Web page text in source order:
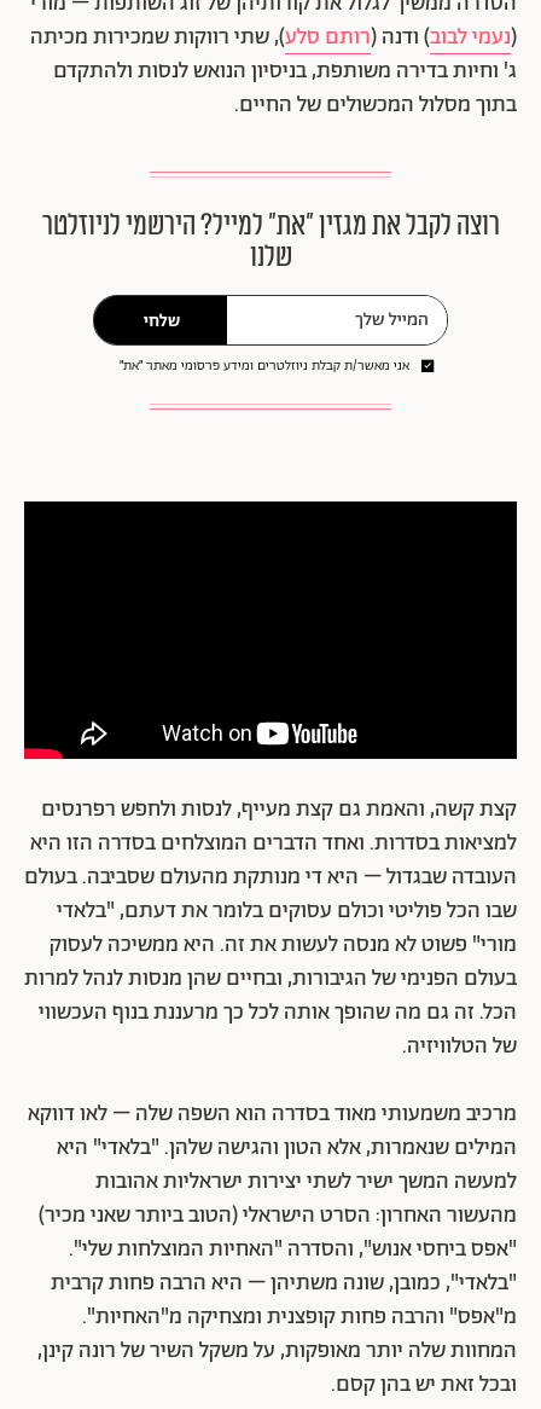
(נעמי לבוב) ודנה (רותם סלע), שתי רווקות שמכירות מכיתה
ג' וחיות בדירה משותפת, בניסיון הנואש לנסות ולהתקדם
בתוך מסלול המכשולים של החיים.
רוצה לקבל את מגזין ״את״ למייל? הירשמי לניוזלטר
שלנו
שלחי
אני מאשר/ת קבלת ניוזלטרים ומידע פרסומי מאתר ״את״
קצת קשה, והאמת גם קצת מעייף, לנסות ולחפש רפרנסים
למציאות בסדרות. ואחד הדברים המוצלחים בסדרה הזו היא
העובדה שבגדול – היא די מנותקת מהעולם שסביבה. בעולם
שבו הכל פוליטי וכולם עסוקים בלומר את דעתם, "בלאדי
מורי" פשוט לא מנסה לעשות את זה. היא ממשיכה לעסוק
בעולם הפנימי של הגיבורות, ובחיים שהן מנסות לנהל למרות
הכל. זה גם מה שהופך אותה לכל כך מרעננת בנוף העכשווי
של הטלוויזיה.
מרכיב משמעותי מאוד בסדרה הוא השפה שלה – לאו דווקא
המילים שנאמרות, אלא הטון והגישה שלהן. "בלאדי" היא
למעשה המשך ישיר לשתי יצירות ישראליות אהובות
מהעשור האחרון: הסרט הישראלי (הטוב ביותר שאני מכיר)
"אפס ביחסי אנוש", והסדרה "האחיות המוצלחות שלי".
"בלאדי", כמובן, שונה משתיהן – היא הרבה פחות קרבית
מ"אפס" והרבה פחות קופצנית ומצחיקה מ"האחיות".
המחוות שלה יותר מאופקות, על משקל השיר של רונה קינן,
ובכל זאת יש בהן קסם.